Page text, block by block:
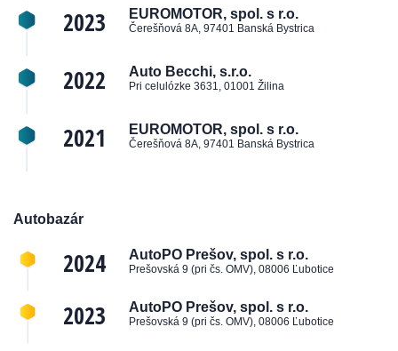
2023 EUROMOTOR, spol. s r.o.
Čerešňová 8A, 97401 Banská Bystrica
2022 Auto Becchi, s.r.o.
Pri celulózke 3631, 01001 Žilina
2021 EUROMOTOR, spol. s r.o.
Čerešňová 8A, 97401 Banská Bystrica
Autobazár
2024 AutoPO Prešov, spol. s r.o.
Prešovská 9 (pri čs. OMV), 08006 Ľubotice
2023 AutoPO Prešov, spol. s r.o.
Prešovská 9 (pri čs. OMV), 08006 Ľubotice